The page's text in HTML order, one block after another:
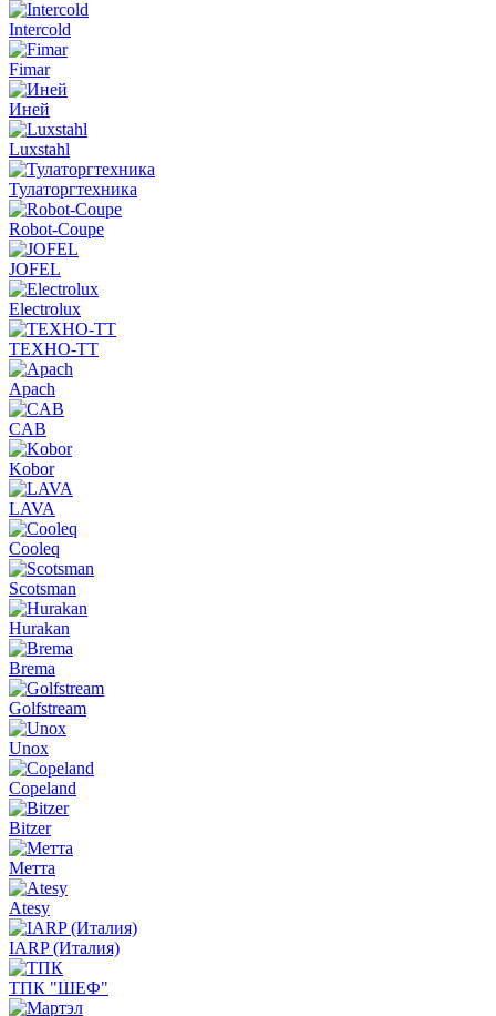
Intercold
Fimar
Иней
Luxstahl
Тулаторгтехника
Robot-Coupe
JOFEL
Electrolux
ТЕХНО-ТТ
Apach
CAB
Kobor
LAVA
Cooleq
Scotsman
Hurakan
Brema
Golfstream
Unox
Copeland
Bitzer
Метта
Atesy
IARP (Италия)
ТПК "ШЕФ"